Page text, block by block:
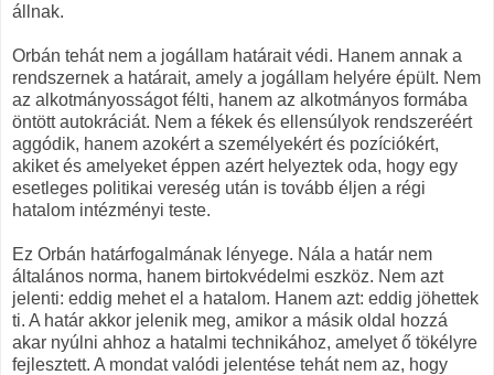
állnak.
Orbán tehát nem a jogállam határait védi. Hanem annak a
rendszernek a határait, amely a jogállam helyére épült. Nem
az alkotmányosságot félti, hanem az alkotmányos formába
öntött autokráciát. Nem a fékek és ellensúlyok rendszeréért
aggódik, hanem azokért a személyekért és pozíciókért,
akiket és amelyeket éppen azért helyeztek oda, hogy egy
esetleges politikai vereség után is tovább éljen a régi
hatalom intézményi teste.
Ez Orbán határfogalmának lényege. Nála a határ nem
általános norma, hanem birtokvédelmi eszköz. Nem azt
jelenti: eddig mehet el a hatalom. Hanem azt: eddig jöhettek
ti. A határ akkor jelenik meg, amikor a másik oldal hozzá
akar nyúlni ahhoz a hatalmi technikához, amelyet ő tökélyre
fejlesztett. A mondat valódi jelentése tehát nem az, hogy